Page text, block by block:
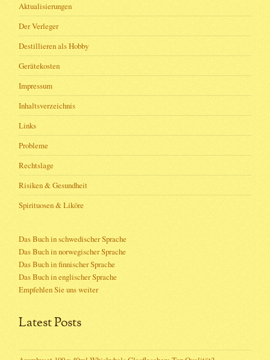
Aktualisierungen
Der Verleger
Destillieren als Hobby
Gerätekosten
Impressum
Inhaltsverzeichnis
Links
Probleme
Rechtslage
Risiken & Gesundheit
Spirituosen & Liköre
Das Buch in schwedischer Sprache
Das Buch in norwegischer Sprache
Das Buch in finnischer Sprache
Das Buch in englischer Sprache
Empfehlen Sie uns weiter
Latest Posts